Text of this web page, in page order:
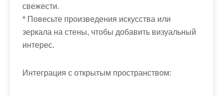
свежести.
* Повесьте произведения искусства или
зеркала на стены, чтобы добавить визуальный
интерес.
Интеграция с открытым пространством: